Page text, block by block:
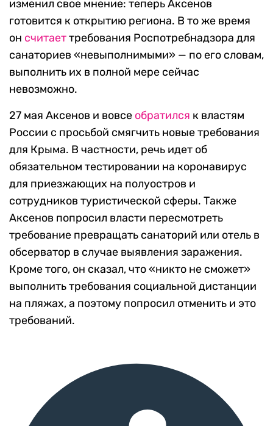
изменил свое мнение: теперь Аксенов
готовится к открытию региона. В то же время
он считаеттребования Роспотребнадзора для
санаториев «невыполнимыми» — по его словам,
выполнить их в полной мере сейчас
невозможно.
27 мая Аксенов и вовсе обратился к властям
России с просьбой смягчить новые требования
для Крыма. В частности, речь идет об
обязательном тестировании на коронавирус
для приезжающих на полуостров и
сотрудников туристической сферы. Также
Аксенов попросил власти пересмотреть
требование превращать санаторий или отель в
обсерватор в случае выявления заражения.
Кроме того, он сказал, что «никто не сможет»
выполнить требования социальной дистанции
на пляжах, а поэтому попросил отменить и это
требований.